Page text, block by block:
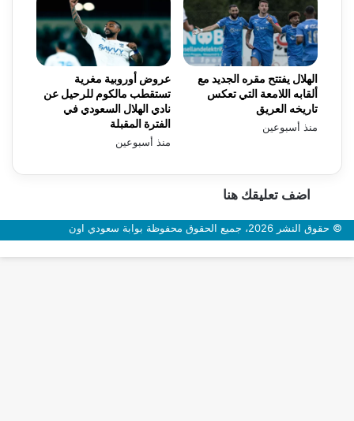
عروض أوروبية مغرية
تستقطب مالكوم للرحيل عن
نادي الهلال السعودي في
الفترة المقبلة
منذ أسبوعين
الهلال يفتتح مقره الجديد مع
ألقابه اللامعة التي تعكس
تاريخه العريق
منذ أسبوعين
اضف تعليقك هنا
© حقوق النشر 2026، جميع الحقوق محفوظة بوابة سعودي اون